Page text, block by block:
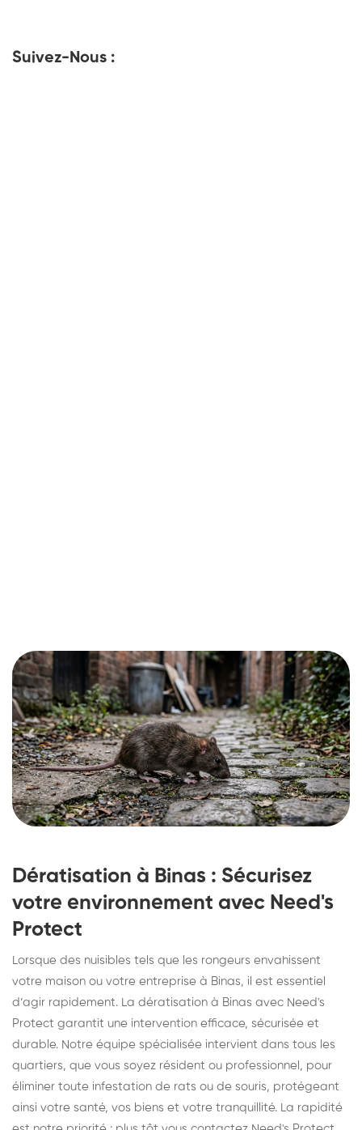
Suivez-Nous :
Dératisation à Binas : Sécurisez
votre environnement avec Need's
Protect
Lorsque des nuisibles tels que les rongeurs envahissent
votre maison ou votre entreprise à Binas, il est essentiel
d’agir rapidement. La dératisation à Binas avec Need's
Protect garantit une intervention efficace, sécurisée et
durable. Notre équipe spécialisée intervient dans tous les
quartiers, que vous soyez résident ou professionnel, pour
éliminer toute infestation de rats ou de souris, protégeant
ainsi votre santé, vos biens et votre tranquillité. La rapidité